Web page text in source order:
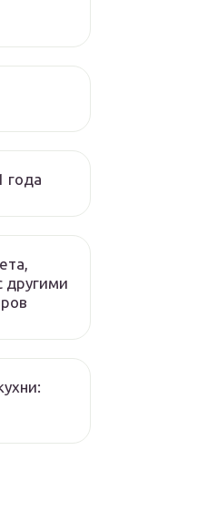
года
другими